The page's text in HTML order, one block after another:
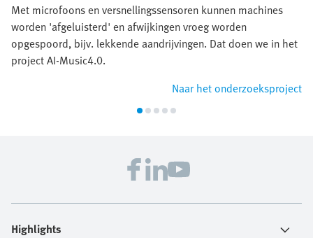
Met microfoons en versnellingssensoren kunnen machines
worden 'afgeluisterd' en afwijkingen vroeg worden
opgespoord, bijv. lekkende aandrijvingen. Dat doen we in het
project AI-Music4.0.
Naar het onderzoeksproject
Highlights